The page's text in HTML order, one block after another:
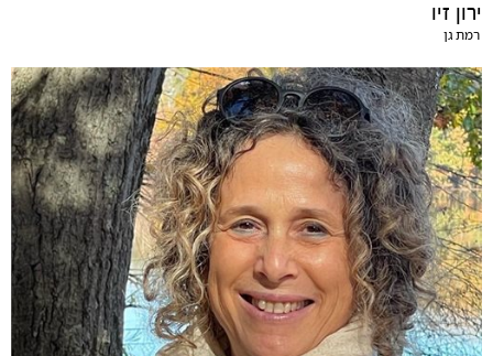
ירון זיו
רמת גן